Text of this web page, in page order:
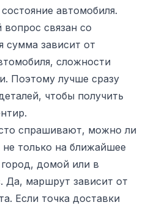
автомобиля.
связан со
сумма зависит от
сложности
Поэтому лучше сразу
чтобы получить
спрашивают, можно ли
не только на ближайшее
домой или в
Да, маршрут зависит от
Если точка доставки